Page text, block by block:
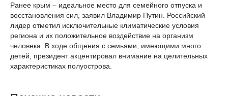
Ранее крым – идеальное место для семейного отпуска и
восстановления сил, заявил Владимир Путин. Российский
лидер отметил исключительные климатические условия
региона и их положительное воздействие на организм
человека. В ходе общения с семьями, имеющими много
детей, президент акцентировал внимание на целительных
характеристиках полуострова.